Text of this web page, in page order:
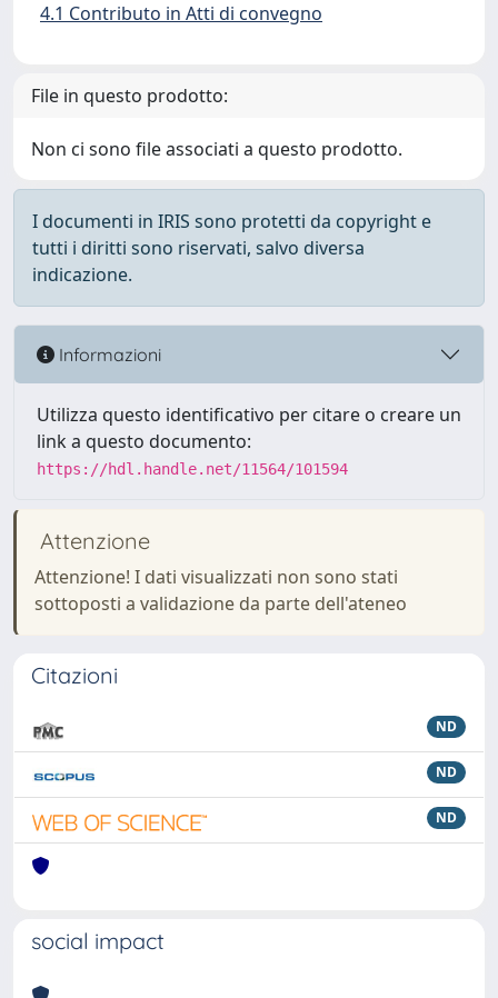
4.1 Contributo in Atti di convegno
File in questo prodotto:
Non ci sono file associati a questo prodotto.
I documenti in IRIS sono protetti da copyright e
tutti i diritti sono riservati, salvo diversa
indicazione.
Informazioni
Utilizza questo identificativo per citare o creare un
link a questo documento:
https://hdl.handle.net/11564/101594
Attenzione
Attenzione! I dati visualizzati non sono stati
sottoposti a validazione da parte dell'ateneo
Citazioni
ND
ND
ND
social impact